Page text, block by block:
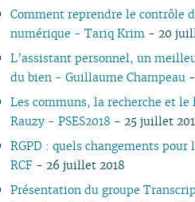
Comment reprendre le contrôle
numérique - Tariq Krim - 20
L’assistant personnel, un
du bien - Guillaume Champeau
Les communs, la recherche et le
Rauzy - PSES2018 - 25 juillet
RGPD : quels changements
RCF - 26 juillet 2018
Présentation du groupe